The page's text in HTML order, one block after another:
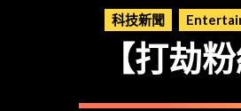
科技新聞
【打劫